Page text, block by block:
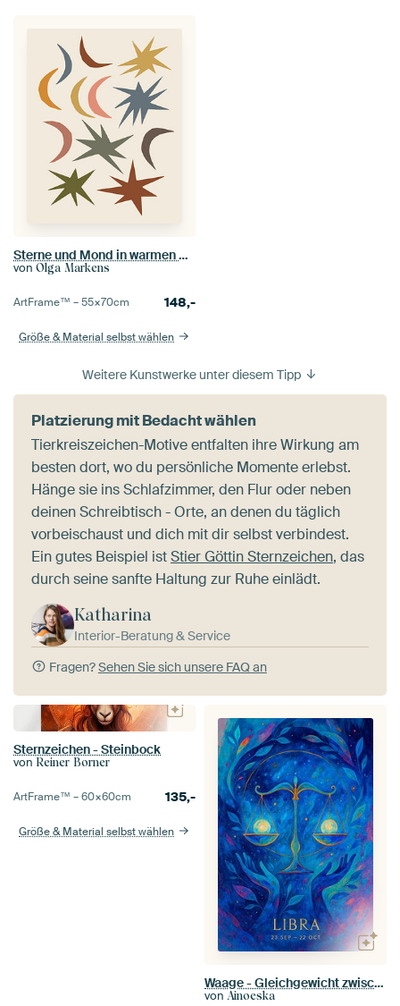
Sterne und Mond in warmen Nachtfarben
von Olga Markens
ArtFrame™ –55×70cm 148,-
Größe & Material selbst wählen
Weitere Kunstwerke unter diesem Tipp
Platzierung mit Bedacht wählen
Tierkreiszeichen-Motive entfalten ihre Wirkung am
besten dort, wo du persönliche Momente erlebst.
Hänge sie ins Schlafzimmer, den Flur oder neben
deinen Schreibtisch - Orte, an denen du täglich
vorbeischaust und dich mit dir selbst verbindest.
Ein gutes Beispiel istStier Göttin Sternzeichen, das
durch seine sanfte Haltung zur Ruhe einlädt.
Katharina
Interior-Beratung & Service
Fragen?Sehen Sie sich unsere FAQ an
Sternzeichen - Steinbock
von Reiner Borner
ArtFrame™ –60×60cm 135,-
Größe & Material selbst wählen
Waage - Gleichgewicht zwischen den Welten
von Ainoeska